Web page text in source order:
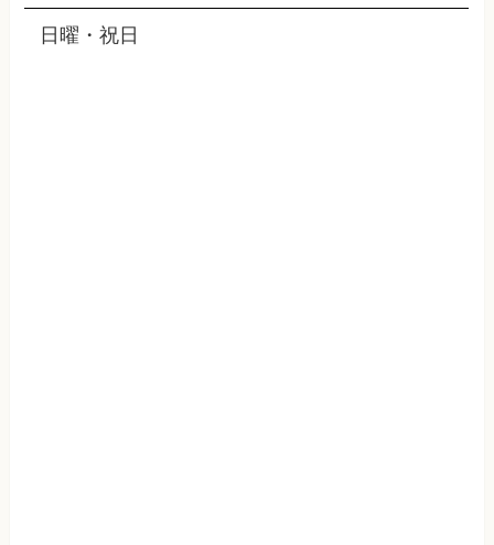
日曜・祝日